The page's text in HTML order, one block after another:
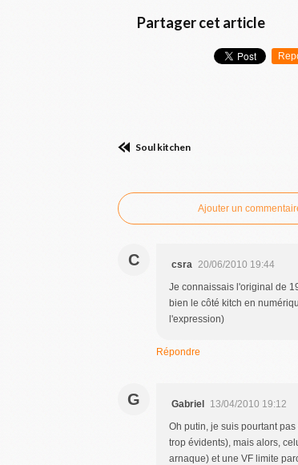
Partager cet article
Soul kitchen
Ajouter un
C csra 20/06/2010 19:44
Je connaissais l'original de
bien le côté kitch en
l'expression)
Répondre
G Gabriel
13/04/2010 19:12
Oh putin, je suis pourtant
trop évidents), mais alors,
arnaque) et une VF limite